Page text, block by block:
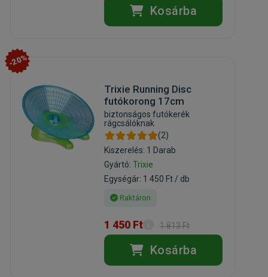
Kosárba
-20%
Trixie Running Disc
futókorong 17cm
biztonságos futókerék
rágcsálóknak
(2)
Kiszerelés: 1 Darab
Gyártó: Trixie
Egységár: 1 450 Ft / db
Raktáron
1 450 Ft 1 813 Ft
Kosárba